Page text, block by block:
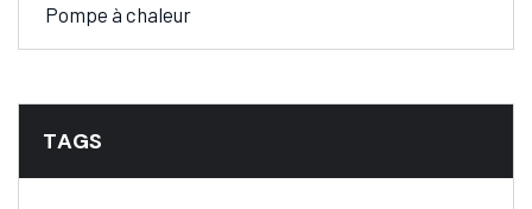
Pompe à chaleur
TAGS